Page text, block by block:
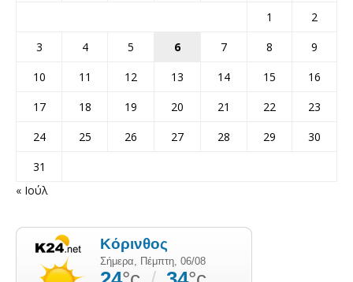
1
2
3
4 5 6 7 8
9
10
11 12 13 14 15
16
17
18 19 20 21 22
23
24
25 26 27 28 29
30
31
« Ιούλ